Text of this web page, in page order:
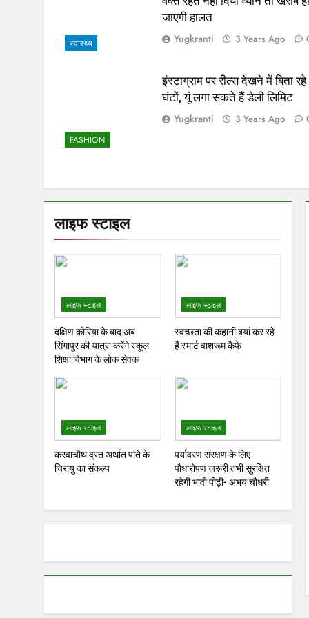
स्वास्थ्य
जाएगी हालत
Yugkranti 3 Years Ago
FASHION
इंस्टाग्राम पर रील्स देखने में बिता रहे
घंटों, यूं लगा सकते हैं डेली लिमिट
Yugkranti 3 Years Ago
लाइफ स्टाइल
लाइफ स्टाइल
दक्षिण कोरिया के बाद अब
सिंगापुर की यात्रा करेंगे स्कूल
शिक्षा विभाग के लोक सेवक
लाइफ स्टाइल
स्वच्छता की कहानी बयां कर रहे
हैं स्मार्ट वाशरूम कैफे
लाइफ स्टाइल
करवाचौथ व्रत अर्थात पति के
चिरायु का संकल्प
लाइफ स्टाइल
पर्यावरण संरक्षण के लिए
पौधारोपण जरूरी तभी सुरक्षित
रहेगी भावी पीढ़ी- अभय चौधरी